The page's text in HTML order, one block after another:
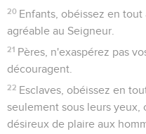
20 Enfants, obéissez en tout
agréable au Seigneur.
21 Pères, n'exaspérez pas
découragent.
22 Esclaves, obéissez en
seulement sous leurs yeux,
désireux de plaire aux